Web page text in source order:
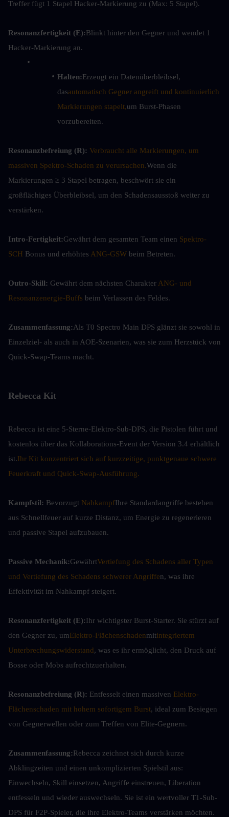
Treffer fügt 1 Stapel Hacker-Markierung zu (Max: 5 Stapel).
Resonanzfertigkeit (E):Blinkt hinter den Gegner und wendet 1
Hacker-Markierung an.
Halten:Erzeugt ein Datenüberbleibsel,
dasautomatisch Gegner angreift und kontinuierlich
Markierungen stapelt,um Burst-Phasen
vorzubereiten.
Resonanzbefreiung (R): Verbraucht alle Markierungen, um
massiven Spektro-Schaden zu verursachen.Wenn die
Markierungen ≥ 3 Stapel betragen, beschwört sie ein
großflächiges Überbleibsel, um den Schadensausstoß weiter zu
verstärken.
Intro-Fertigkeit:Gewährt dem gesamten Team einen Spektro-
SCH Bonus und erhöhtes ANG-GSW beim Betreten.
Outro-Skill: Gewährt dem nächsten Charakter ANG- und
Resonanzenergie-Buffs beim Verlassen des Feldes.
Zusammenfassung:Als T0 Spectro Main DPS glänzt sie sowohl in
Einzelziel- als auch in AOE-Szenarien, was sie zum Herzstück von
Quick-Swap-Teams macht.
Rebecca Kit
Rebecca ist eine 5-Sterne-Elektro-Sub-DPS, die Pistolen führt und
kostenlos über das Kollaborations-Event der Version 3.4 erhältlich
ist.Ihr Kit konzentriert sich auf kurzzeitige, punktgenaue schwere
Feuerkraft und Quick-Swap-Ausführung.
Kampfstil: Bevorzugt NahkampfIhre Standardangriffe bestehen
aus Schnellfeuer auf kurze Distanz, um Energie zu regenerieren
und passive Stapel aufzubauen.
Passive Mechanik:GewährtVertiefung des Schadens aller Typen
und Vertiefung des Schadens schwerer Angriffen, was ihre
Effektivität im Nahkampf steigert.
Resonanzfertigkeit (E):Ihr wichtigster Burst-Starter. Sie stürzt auf
den Gegner zu, umElektro-Flächenschadenmitintegriertem
Unterbrechungswiderstand, was es ihr ermöglicht, den Druck auf
Bosse oder Mobs aufrechtzuerhalten.
Resonanzbefreiung (R): Entfesselt einen massiven Elektro-
Flächenschaden mit hohem sofortigem Burst, ideal zum Besiegen
von Gegnerwellen oder zum Treffen von Elite-Gegnern.
Zusammenfassung:Rebecca zeichnet sich durch kurze
Abklingzeiten und einen unkomplizierten Spielstil aus:
Einwechseln, Skill einsetzen, Angriffe einstreuen, Liberation
entfesseln und wieder auswechseln. Sie ist ein wertvoller T1-Sub-
DPS für F2P-Spieler, die ihre Elektro-Teams verstärken möchten.